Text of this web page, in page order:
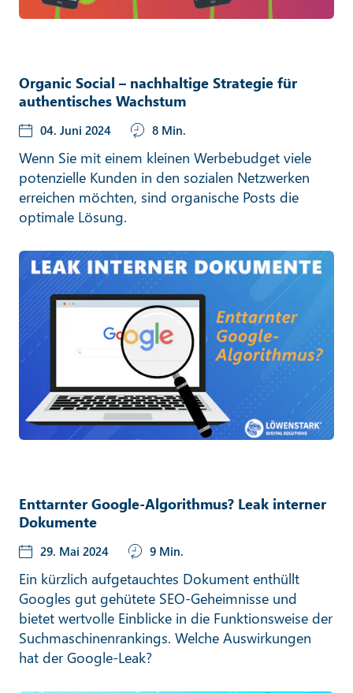
Organic Social – nachhaltige Strategie für
authentisches Wachstum
04. Juni 2024 8 Min.
Wenn Sie mit einem kleinen Werbebudget viele
potenzielle Kunden in den sozialen Netzwerken
erreichen möchten, sind organische Posts die
optimale Lösung.
Enttarnter Google-Algorithmus? Leak interner
Dokumente
29. Mai 2024 9 Min.
Ein kürzlich aufgetauchtes Dokument enthüllt
Googles gut gehütete SEO-Geheimnisse und
bietet wertvolle Einblicke in die Funktionsweise der
Suchmaschinenrankings. Welche Auswirkungen
hat der Google-Leak?